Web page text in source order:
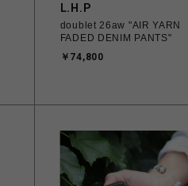
L.H.P
doublet 26aw "AIR YARN
FADED DENIM PANTS"
￥74,800